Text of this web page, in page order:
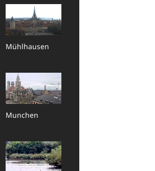
Mühlhausen
Munchen